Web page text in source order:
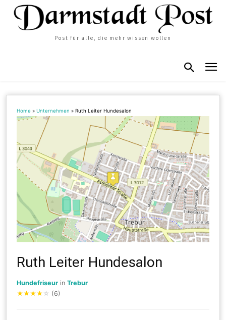
Post für alle, die mehr wissen wollen
Home »Unternehmen »Ruth Leiter Hundesalon
Ruth Leiter Hundesalon
Hundefriseur inTrebur
★★★★ ☆ (6)